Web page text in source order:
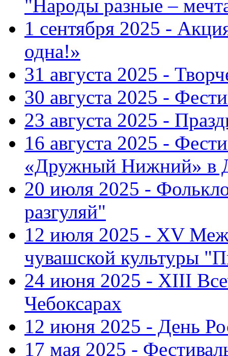
"Народы разные –
1 сентября 2025 -
одна!»
31 августа 2025 -
30 августа 2025 -
23 августа 2025 -
16 августа 2025 -
«Дружный Нижний» в
20 июля 2025 -
разгуляй"
12 июля 2025 - XV
чувашской культуры
24 июня 2025 - XIII
Чебоксарах
12 июня 2025 - День
17 мая 2025 -